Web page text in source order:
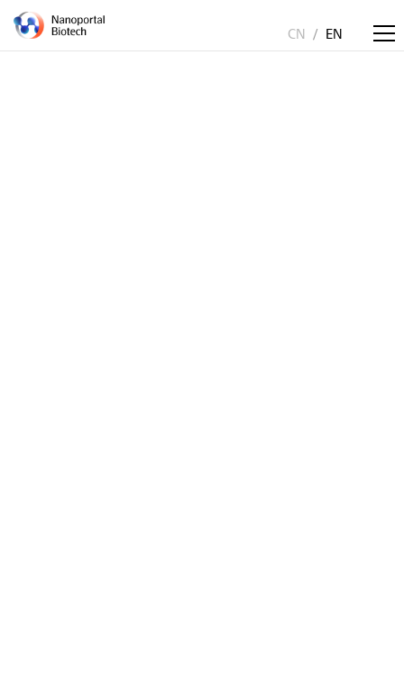
CN / EN